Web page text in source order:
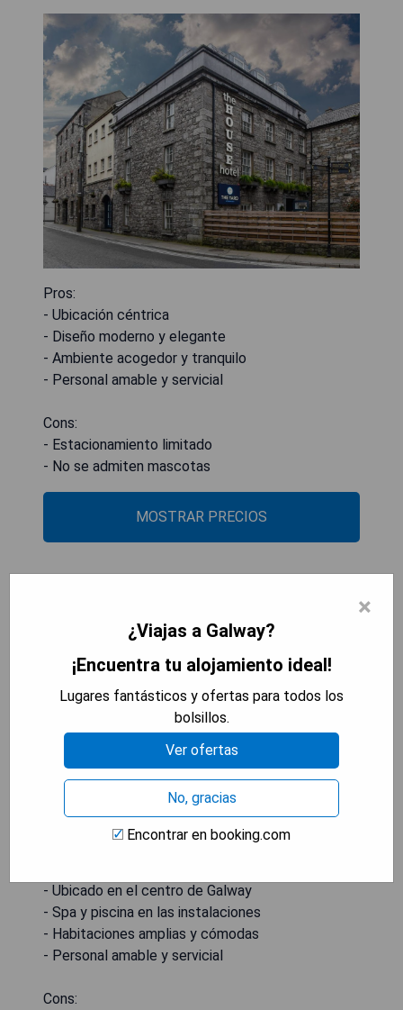
Pros:
- Ubicación céntrica
- Diseño moderno y elegante
- Ambiente acogedor y tranquilo
- Personal amable y servicial
Cons:
- Estacionamiento limitado
- No se admiten mascotas
MOSTRAR PRECIOS
- Ubicado en el centro de Galway
- Spa y piscina en las instalaciones
- Habitaciones amplias y cómodas
- Personal amable y servicial
Cons:
×
¿Viajas a Galway?
¡Encuentra tu alojamiento ideal!
Lugares fantásticos y ofertas para todos los
bolsillos.
Ver ofertas
No, gracias
Encontrar en booking.com